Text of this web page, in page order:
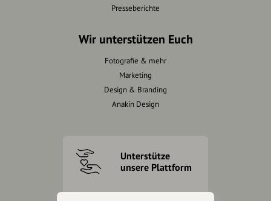
Presseberichte
Wir unterstützen Euch
Fotografie & mehr
Marketing
Design & Branding
Anakin Design
Unterstütze
unsere Plattform